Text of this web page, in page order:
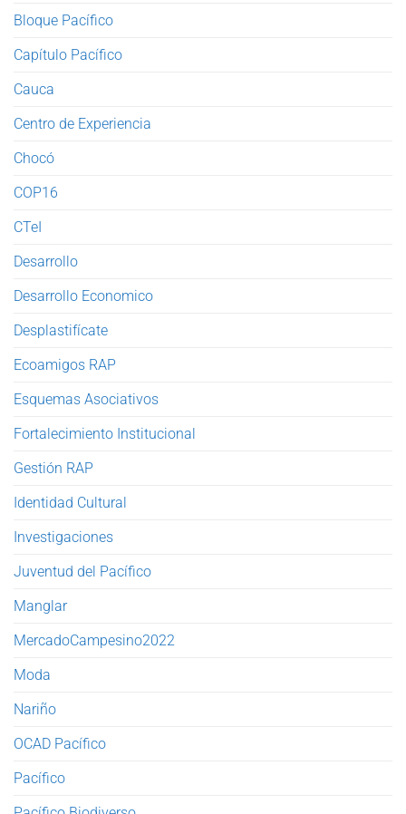
Bloque Pacífico
Capítulo Pacífico
Cauca
Centro de Experiencia
Chocó
COP16
CTeI
Desarrollo
Desarrollo Economico
Desplastifícate
Ecoamigos RAP
Esquemas Asociativos
Fortalecimiento Institucional
Gestión RAP
Identidad Cultural
Investigaciones
Juventud del Pacífico
Manglar
MercadoCampesino2022
Moda
Nariño
OCAD Pacífico
Pacífico